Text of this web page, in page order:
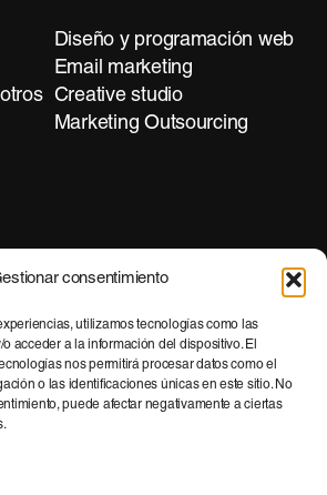
consentimiento
utilizamos tecnologías como las
acceder a la información del dispositivo. El
nos permitirá procesar datos como el
o las identificaciones únicas en este sitio. No
puede afectar negativamente a ciertas
Diseño y programación web
Email marketing
Creative studio
Marketing Outsourcing